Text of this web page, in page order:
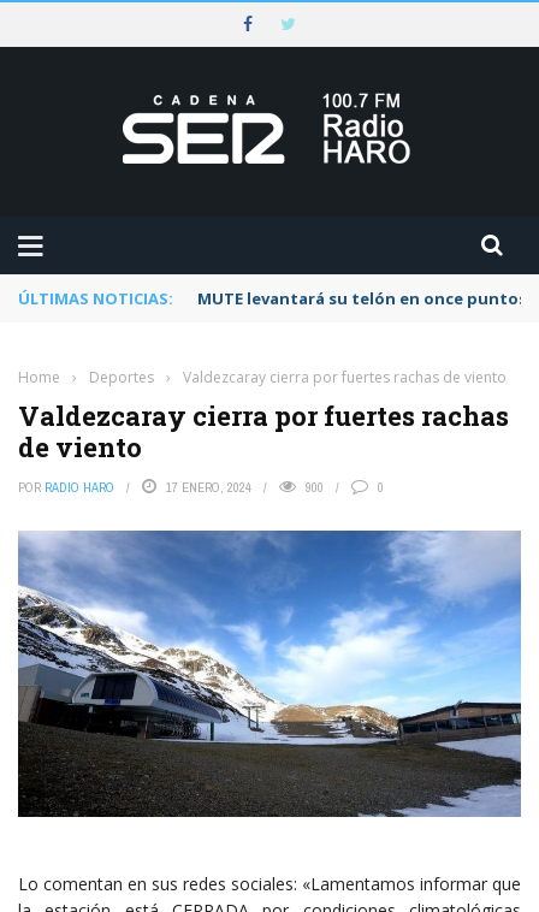
ÚLTIMAS NOTICIAS: MUTE levantará su telón en once puntos
Home › Deportes › Valdezcaray cierra por fuertes rachas de viento
Valdezcaray cierra por fuertes rachas
de viento
POR RADIO HARO 17 ENERO, 2024 900 0
Lo comentan en sus redes sociales: «Lamentamos informar que